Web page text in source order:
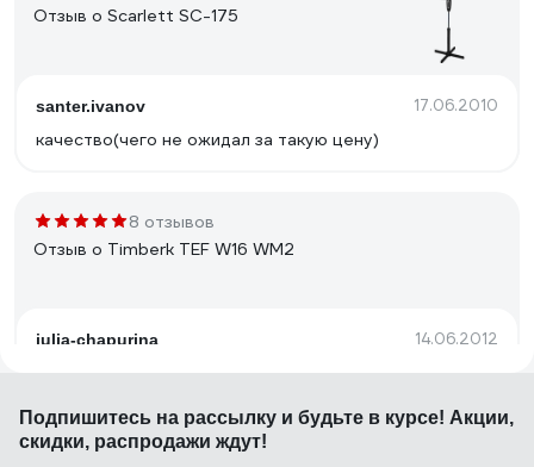
Отзыв о Scarlett SC-175
santer.ivanov 17.06.2010
качество(чего не ожидал за такую цену)
8 отзывов
Отзыв о Timberk TEF W16 WM2
julia-chapurina 14.06.2012
Компактное расположение на стене.
22 отзыва
Подпишитесь на рассылку и будьте в курсе! Акции,
скидки, распродажи ждут!